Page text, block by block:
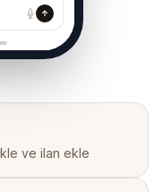
ve ilan ekle